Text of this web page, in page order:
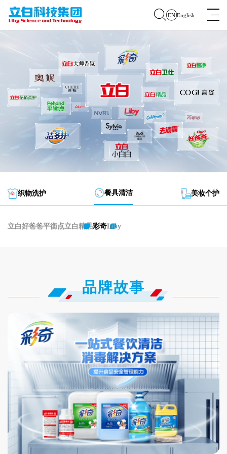
党建动态
企业发展
品牌家族
资讯动态
EN English
织物洗护 餐具清洁 美妆个护
立白好爸爸平衡点立白精品彩奇Liby
品牌故事